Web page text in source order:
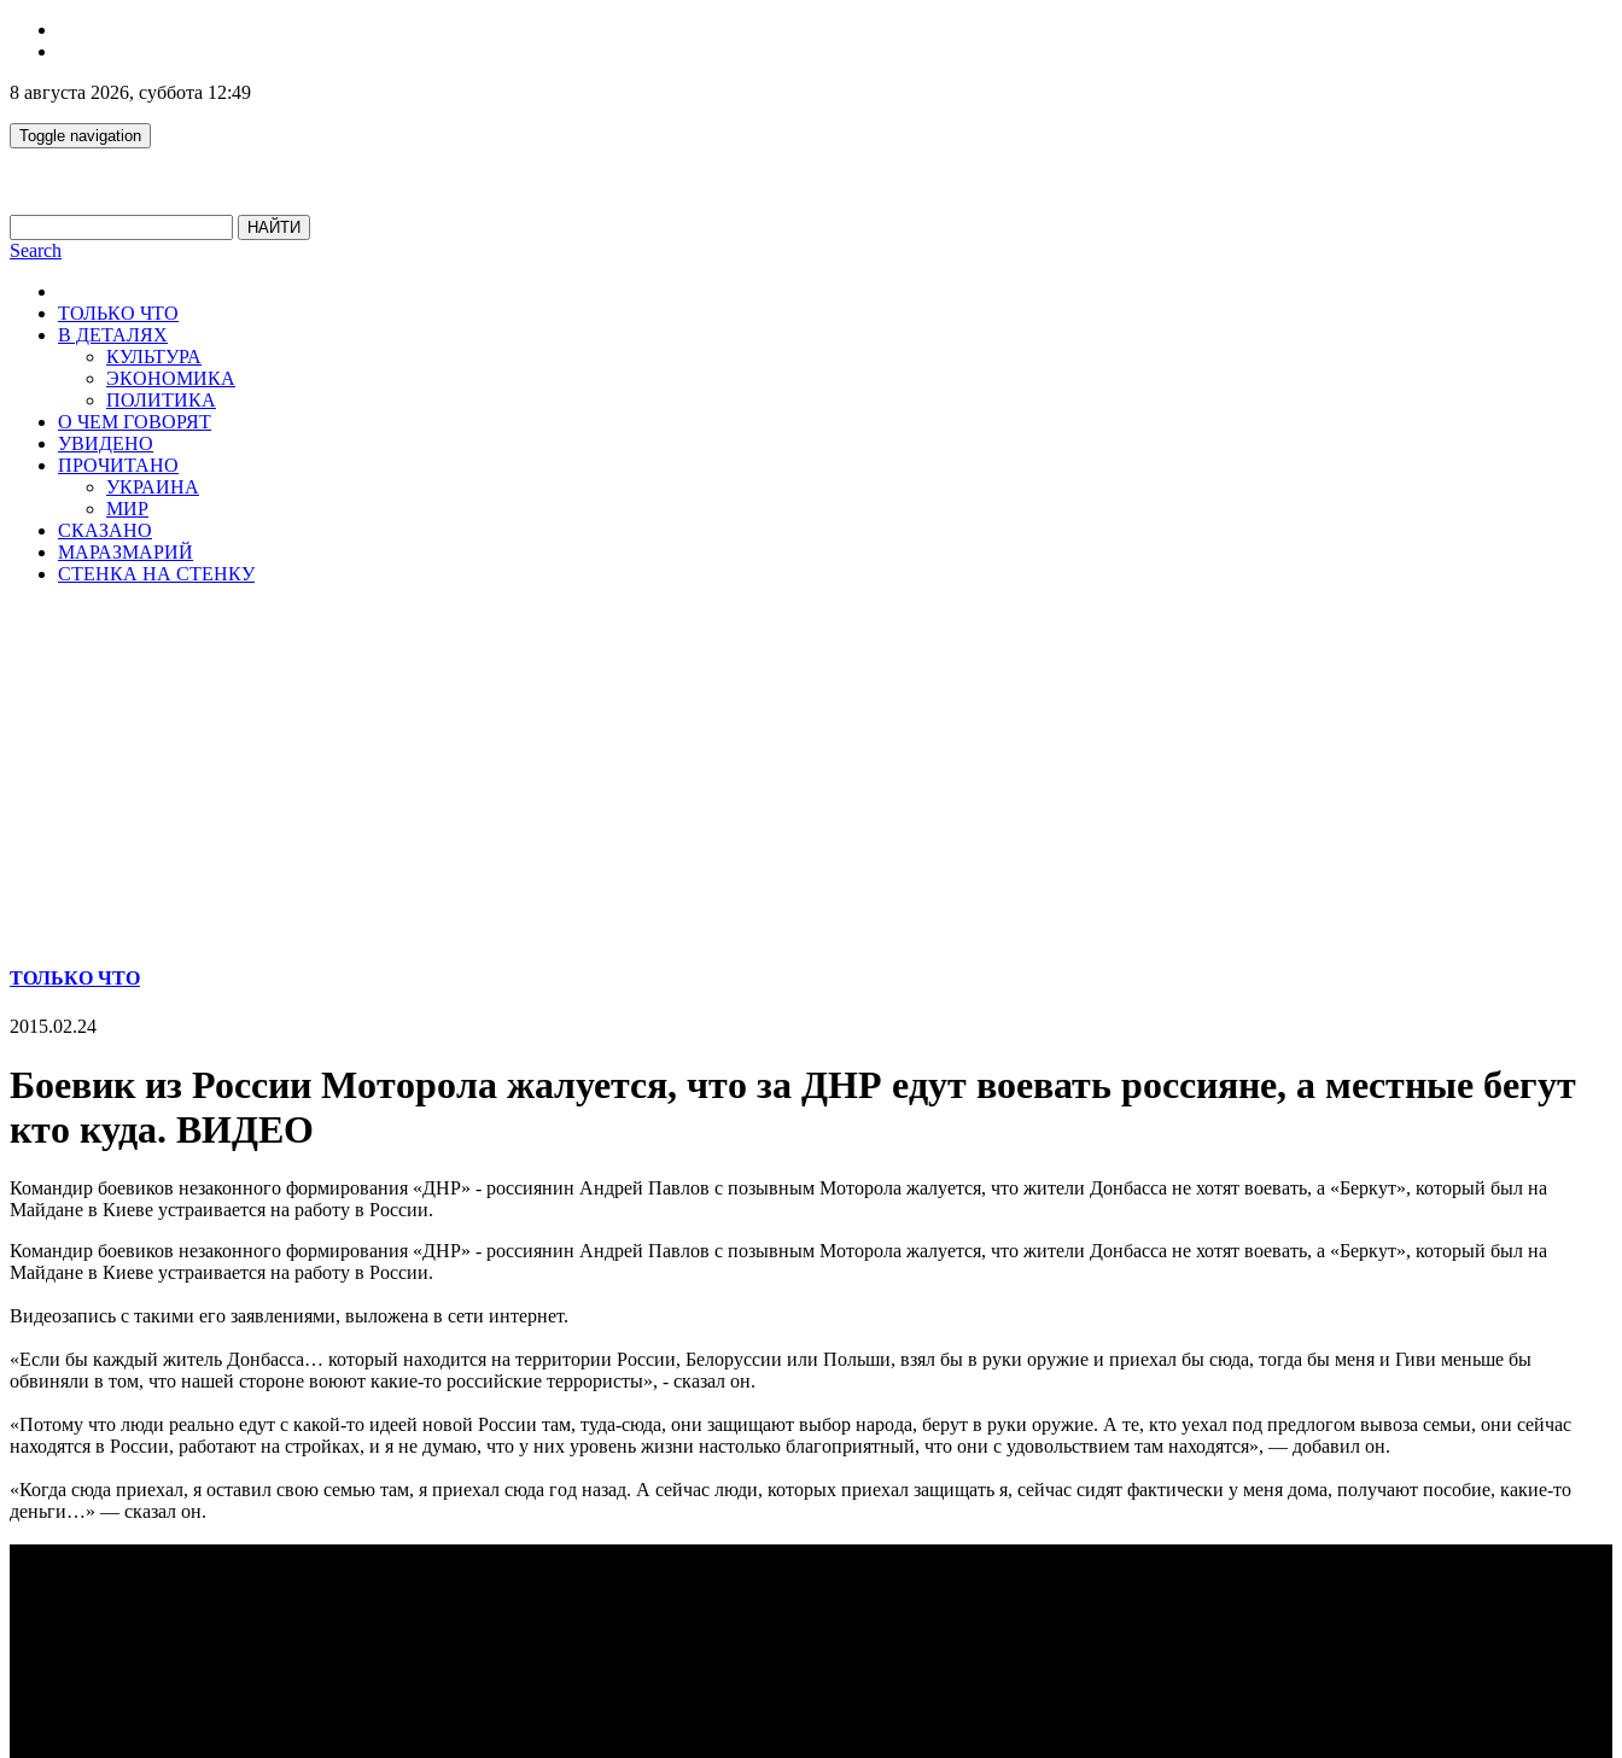
8 августа 2026, суббота 12:49
Toggle navigation
НАЙТИ
Search
ТОЛЬКО ЧТО
В ДЕТАЛЯХ
КУЛЬТУРА
ЭКОНОМИКА
ПОЛИТИКА
О ЧЕМ ГОВОРЯТ
УВИДЕНО
ПРОЧИТАНО
УКРАИНА
МИР
СКАЗАНО
МАРАЗМАРИЙ
СТЕНКА НА СТЕНКУ
ТОЛЬКО ЧТО
2015.02.24
Боевик из России Моторола жалуется, что за ДНР едут воевать россияне, а местные бегут
кто куда. ВИДЕО
Командир боевиков незаконного формирования «ДНР» - россиянин Андрей Павлов с позывным Моторола жалуется, что жители Донбасса не хотят воевать, а «Беркут», который был на
Майдане в Киеве устраивается на работу в России.
Командир боевиков незаконного формирования «ДНР» - россиянин Андрей Павлов с позывным Моторола жалуется, что жители Донбасса не хотят воевать, а «Беркут», который был на
Майдане в Киеве устраивается на работу в России.
Видеозапись с такими его заявлениями, выложена в сети интернет.
«Если бы каждый житель Донбасса… который находится на территории России, Белоруссии или Польши, взял бы в руки оружие и приехал бы сюда, тогда бы меня и Гиви меньше бы
обвиняли в том, что нашей стороне воюют какие-то российские террористы», - сказал он.
«Потому что люди реально едут с какой-то идеей новой России там, туда-сюда, они защищают выбор народа, берут в руки оружие. А те, кто уехал под предлогом вывоза семьи, они сейчас
находятся в России, работают на стройках, и я не думаю, что у них уровень жизни настолько благоприятный, что они с удовольствием там находятся», — добавил он.
«Когда сюда приехал, я оставил свою семью там, я приехал сюда год назад. А сейчас люди, которых приехал защищать я, сейчас сидят фактически у меня дома, получают пособие, какие-то
деньги…» — сказал он.